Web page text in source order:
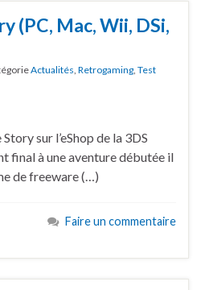
(PC, Mac, Wii, DSi,
Actualités, Retrogaming, Test
sur l’eShop de la 3DS
final à une aventure débutée il
de freeware (…)
Faire un commentaire